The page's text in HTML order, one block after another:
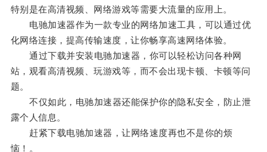
特别是在高清视频、网络游戏等需要大流量的应用上。
电驰加速器作为一款专业的网络加速工具，可以通过优
化网络连接，提高传输速度，让你畅享高速网络体验。
通过下载并安装电驰加速器，你可以轻松访问各种网
站，观看高清视频、玩游戏等，而不会出现卡顿、卡顿等问
题。
不仅如此，电驰加速器还能保护你的隐私安全，防止泄
露个人信息。
赶紧下载电驰加速器，让网络速度再也不是你的烦
恼！。